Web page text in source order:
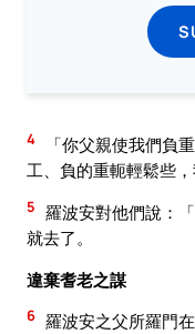
4
「你父親使我們負
工、負的重軛輕鬆些，
5 羅波安對他們說：
就去了。
違棄耆老之謀
6 羅波安之父所羅門